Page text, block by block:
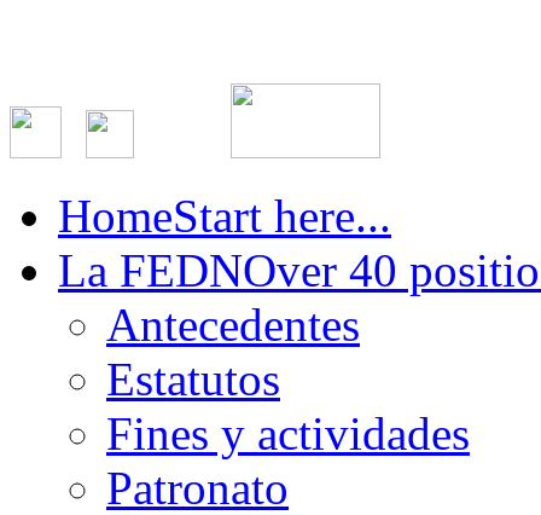
HomeStart here...
La FEDNOver 40
Antecedentes
Estatutos
Fines y actividades
Patronato